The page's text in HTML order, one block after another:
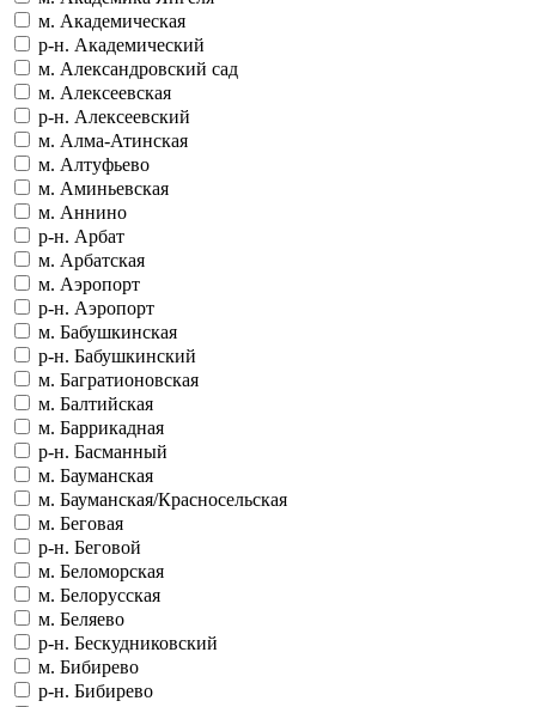
м. Академическая
р-н. Академический
м. Александровский сад
м. Алексеевская
р-н. Алексеевский
м. Алма-Атинская
м. Алтуфьево
м. Аминьевская
м. Аннино
р-н. Арбат
м. Арбатская
м. Аэропорт
р-н. Аэропорт
м. Бабушкинская
р-н. Бабушкинский
м. Багратионовская
м. Балтийская
м. Баррикадная
р-н. Басманный
м. Бауманская
м. Бауманская/Красносельская
м. Беговая
р-н. Беговой
м. Беломорская
м. Белорусская
м. Беляево
р-н. Бескудниковский
м. Бибирево
р-н. Бибирево